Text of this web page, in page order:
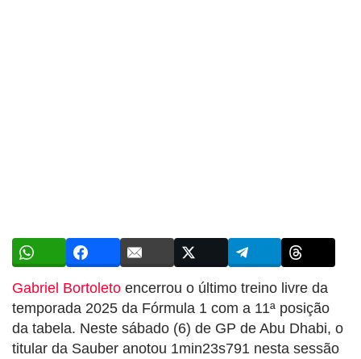
Gabriel Bortoleto encerrou o último treino livre da
temporada 2025 da Fórmula 1 com a 11ª posição
da tabela. Neste sábado (6) de GP de Abu Dhabi, o
titular da Sauber anotou 1min23s791 nesta sessão